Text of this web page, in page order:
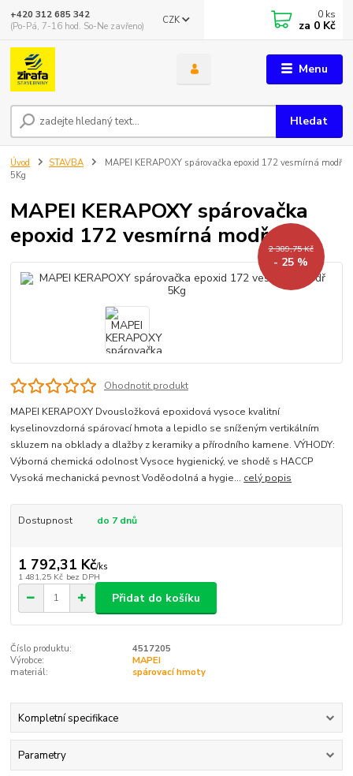
Menu
CZK
Hledat
+420 312 685 342
(Po-Pá, 7-16 hod. So-Ne zavřeno)
0 ks
za 0 Kč
Úvod STAVBA
MAPEI KERAPOXY spárovačka epoxid 172 vesmírná modř
5Kg
MAPEI KERAPOXY spárovačka
epoxid 172 vesmírná modř 5Kg
2 389,75 Kč
- 25 %
Ohodnotit produkt
MAPEI KERAPOXY Dvousložková epoxidová vysoce kvalitní
kyselinovzdorná spárovací hmota a lepidlo se sníženým vertikálním
skluzem na obklady a dlažby z keramiky a přírodního kamene. VÝHODY:
Výborná chemická odolnost Vysoce hygienický, ve shodě s HACCP
Vysoká mechanická pevnost Voděodolná a hygie... celý popis
Dostupnost do 7 dnů
1 792,31 Kč/ks
1 481,25 Kč bez DPH
Přidat do košíku
Číslo produktu:
4517205
Výrobce:
MAPEI
materiál:
spárovací hmoty
Kompletní specifikace
Parametry